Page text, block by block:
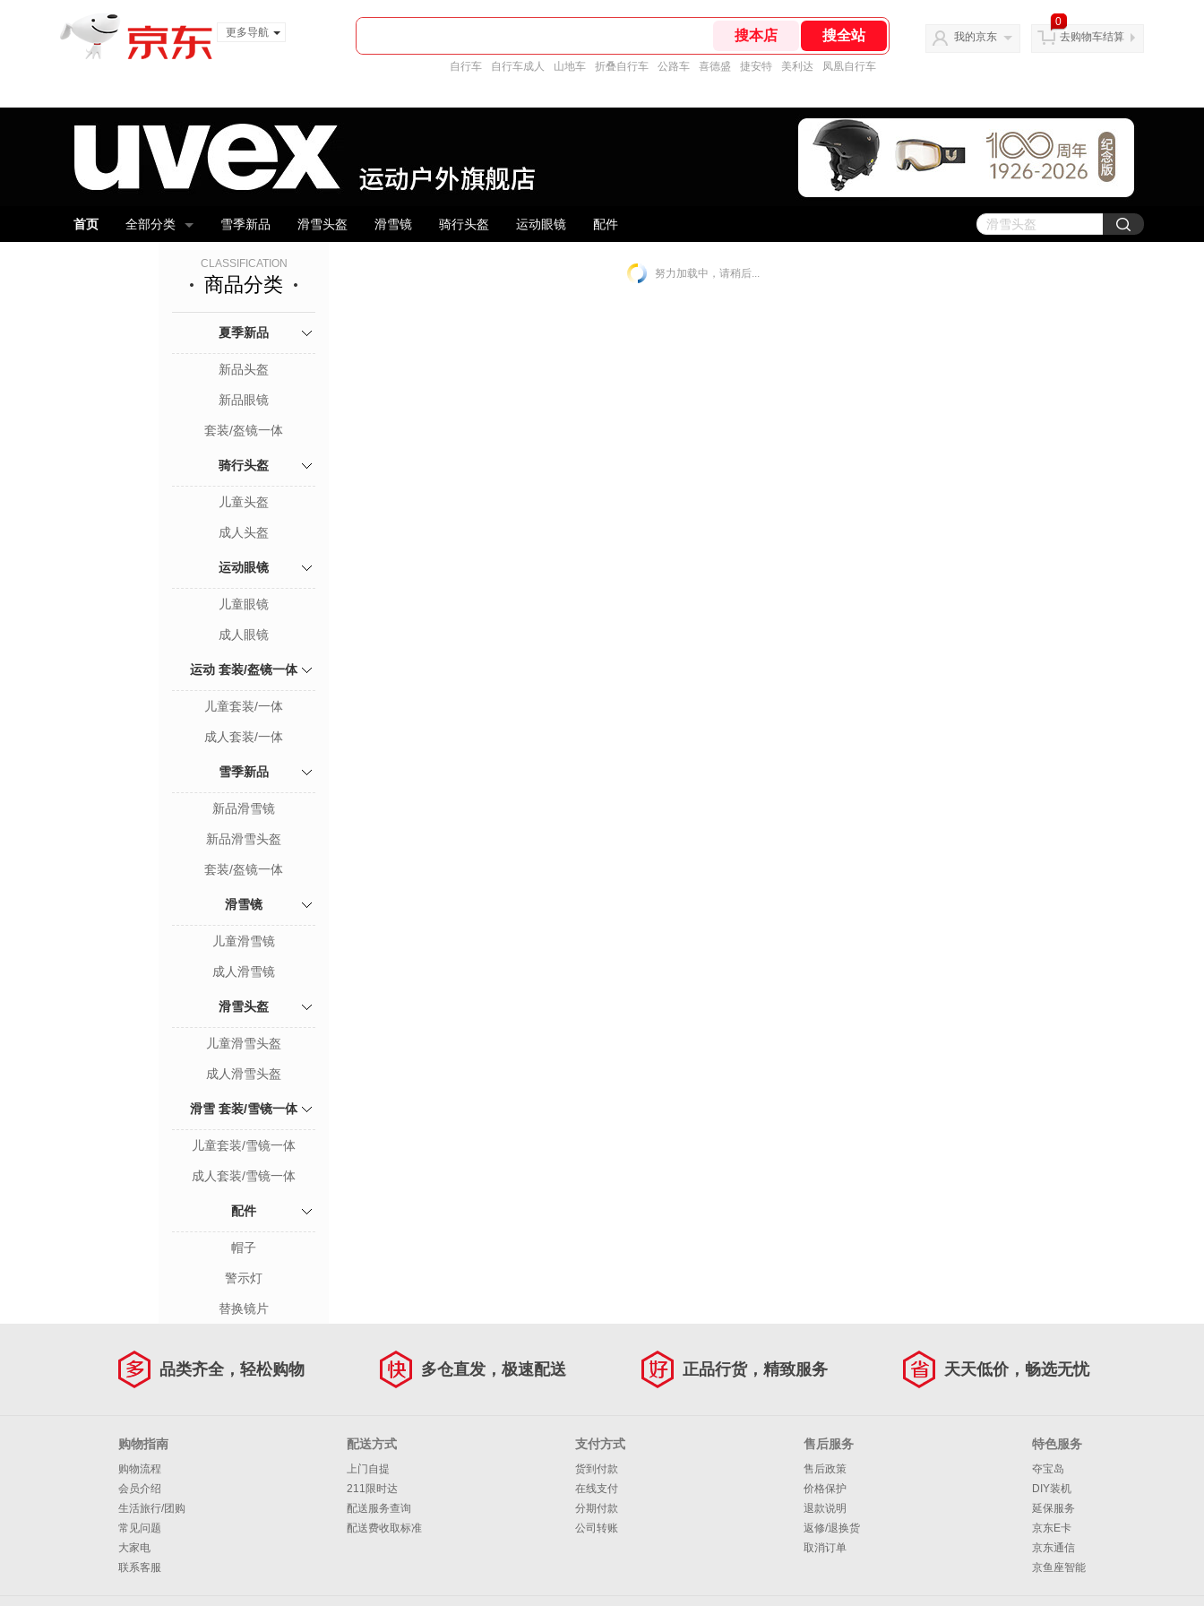
更多导航
自行车 自行车成人 山地车 折叠自行车 公路车 喜德盛 捷安特 美利达 凤凰自行车
我的京东
0
去购物车结算
首页 全部分类 雪季新品 滑雪头盔 滑雪镜 骑行头盔 运动眼镜 配件
CLASSIFICATION
商品分类
夏季新品
新品头盔
新品眼镜
套装/盔镜一体
骑行头盔
儿童头盔
成人头盔
运动眼镜
儿童眼镜
成人眼镜
运动 套装/盔镜一体
儿童套装/一体
成人套装/一体
雪季新品
新品滑雪镜
新品滑雪头盔
套装/盔镜一体
滑雪镜
儿童滑雪镜
成人滑雪镜
滑雪头盔
儿童滑雪头盔
成人滑雪头盔
滑雪 套装/雪镜一体
儿童套装/雪镜一体
成人套装/雪镜一体
配件
帽子
警示灯
替换镜片
努力加载中，请稍后...
品类齐全，轻松购物 多仓直发，极速配送 正品行货，精致服务 天天低价，畅选无忧
购物指南
购物流程
会员介绍
生活旅行/团购
常见问题
大家电
联系客服
配送方式
上门自提
211限时达
配送服务查询
配送费收取标准
支付方式
货到付款
在线支付
分期付款
公司转账
售后服务
售后政策
价格保护
退款说明
返修/退换货
取消订单
特色服务
夺宝岛
DIY装机
延保服务
京东E卡
京东通信
京鱼座智能